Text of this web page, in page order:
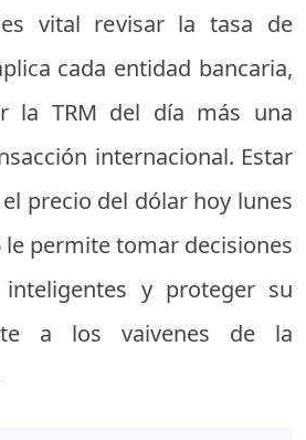
es vital revisar la tasa de
cada entidad bancaria,
la TRM del día más una
internacional. Estar
precio del dólar hoy lunes
le permite tomar decisiones
y proteger su
a los vaivenes de la